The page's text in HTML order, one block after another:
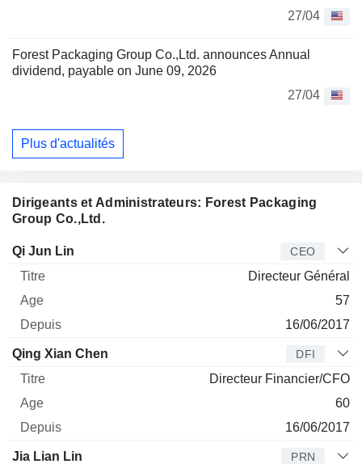
27/04
Forest Packaging Group Co.,Ltd. announces Annual
dividend, payable on June 09, 2026
27/04
Plus d'actualités
Dirigeants et Administrateurs: Forest Packaging
Group Co.,Ltd.
Dirigeant Titre
Qi Jun Lin CEO
Directeur Général
57
16/06/2017
Qing Xian Chen DFI
Directeur Financier/CFO
60
16/06/2017
Jia Lian Lin PRN